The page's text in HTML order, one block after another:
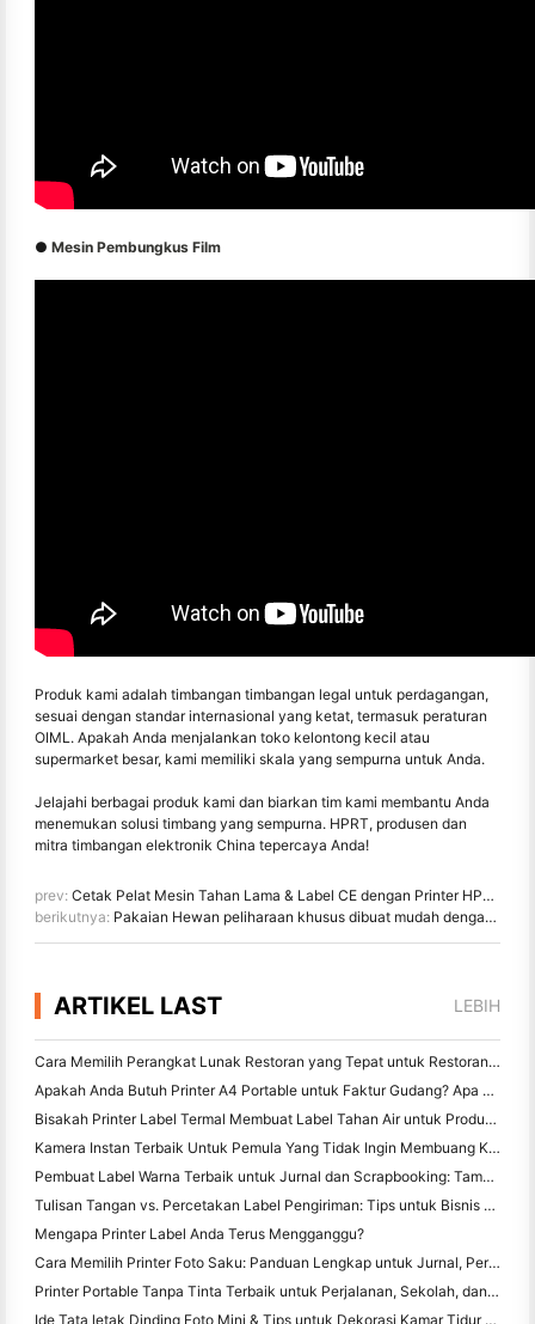
● Mesin Pembungkus Film
Produk kami adalah timbangan timbangan legal untuk perdagangan,
sesuai dengan standar internasional yang ketat, termasuk peraturan
OIML. Apakah Anda menjalankan toko kelontong kecil atau
supermarket besar, kami memiliki skala yang sempurna untuk Anda.
Jelajahi berbagai produk kami dan biarkan tim kami membantu Anda
menemukan solusi timbang yang sempurna. HPRT, produsen dan
mitra timbangan elektronik China tepercaya Anda!
prev: Cetak Pelat Mesin Tahan Lama & Label CE dengan Printer HPRT untuk Kepatuhan
berikutnya: Pakaian Hewan peliharaan khusus dibuat mudah dengan printer kain digital
ARTIKEL LAST LEBIH
Cara Memilih Perangkat Lunak Restoran yang Tepat untuk Restoran Kecil atau Midsize Anda
Apakah Anda Butuh Printer A4 Portable untuk Faktur Gudang? Apa yang sebenarnya bekerja
Bisakah Printer Label Termal Membuat Label Tahan Air untuk Produk Bisnis Kecil?
Kamera Instan Terbaik Untuk Pemula Yang Tidak Ingin Membuang Kertas
Pembuat Label Warna Terbaik untuk Jurnal dan Scrapbooking: Tambahkan Lebih Banyak Warna ke Setiap Halaman
Tulisan Tangan vs. Percetakan Label Pengiriman: Tips untuk Bisnis Kecil di 2026
Mengapa Printer Label Anda Terus Mengganggu?
Cara Memilih Printer Foto Saku: Panduan Lengkap untuk Jurnal, Perjalanan, dan Pengguna iPhone
Printer Portable Tanpa Tinta Terbaik untuk Perjalanan, Sekolah, dan Kerja Mobile: Hanin MT620 Pro Review
Ide Tata letak Dinding Foto Mini & Tips untuk Dekorasi Kamar Tidur dan Asrama